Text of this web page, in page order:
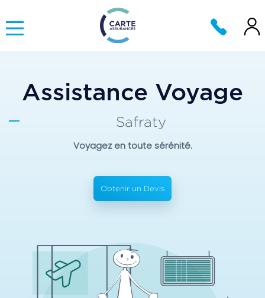
Assistance Voyage
Safraty
Voyagez en toute sérénité.
Obtenir un Devis